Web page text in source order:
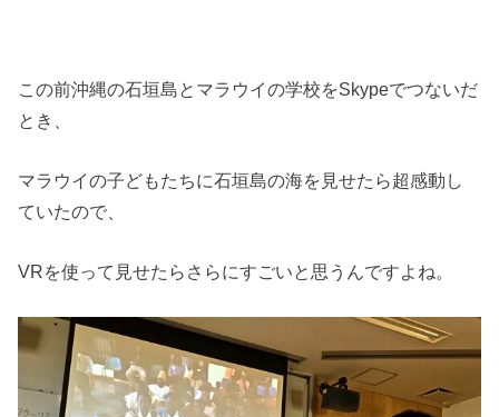
この前沖縄の石垣島とマラウイの学校をSkypeでつないだ
とき、
マラウイの子どもたちに石垣島の海を見せたら超感動し
ていたので、
VRを使って見せたらさらにすごいと思うんですよね。